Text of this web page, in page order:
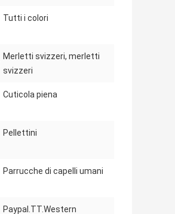
Tutti i colori
Merletti svizzeri, merletti
svizzeri
Cuticola piena
Pellettini
Parrucche di capelli umani
Paypal.TT.Western